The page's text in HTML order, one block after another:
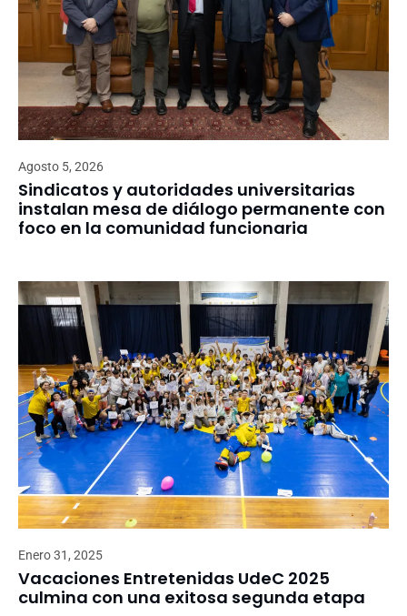
Agosto 5, 2026
Sindicatos y autoridades universitarias
instalan mesa de diálogo permanente con
foco en la comunidad funcionaria
Enero 31, 2025
Vacaciones Entretenidas UdeC 2025
culmina con una exitosa segunda etapa